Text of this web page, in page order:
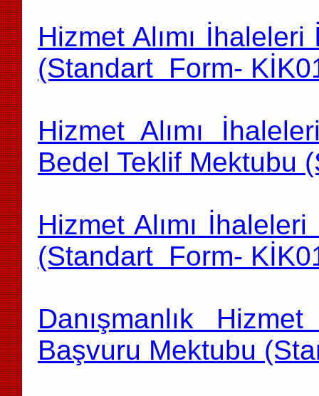
Hizmet Alımı
(Standart Form-
Hizmet Alımı
Bedel Teklif Mektubu
Hizmet Alımı
(Standart Form-
Danışmanlık
Başvuru Mektubu